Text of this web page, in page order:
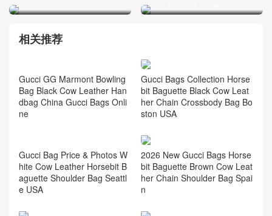
相关推荐
Gucci GG Marmont Bowling
Bag Black Cow Leather Han
Gucci Bags Collection Horse
bit Baguette Black Cow Leat
her Chain Crossbody Bag Bo
ston USA